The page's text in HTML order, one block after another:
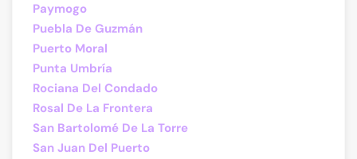
Paymogo
Puebla De Guzmán
Puerto Moral
Punta Umbría
Rociana Del Condado
Rosal De La Frontera
San Bartolomé De La Torre
San Juan Del Puerto